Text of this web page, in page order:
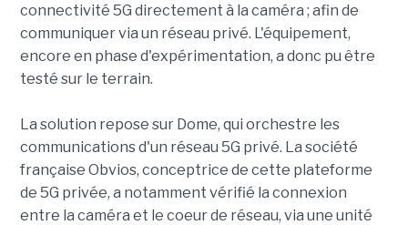
connectivité 5G directement à la caméra ; afin de
communiquer via un réseau privé. L'équipement,
encore en phase d'expérimentation, a donc pu être
testé sur le terrain.
La solution repose sur Dome, qui orchestre les
communications d'un réseau 5G privé. La société
française Obvios, conceptrice de cette plateforme
de 5G privée, a notamment vérifié la connexion
entre la caméra et le coeur de réseau, via une unité